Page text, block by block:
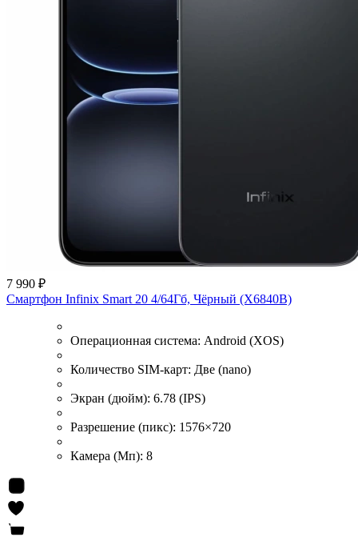
7 990 ₽
Смартфон Infinix Smart 20 4/64Гб, Чёрный (X6840B)
Операционная система: Android (XOS)
Количество SIM-карт: Две (nano)
Экран (дюйм): 6.78 (IPS)
Разрешение (пикс): 1576×720
Камера (Мп): 8